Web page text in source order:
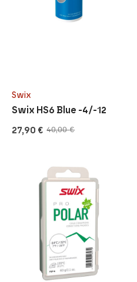
Swix
40,00€
Alkuperäinen
27,90 €
Nykyinen
Swix HS6 Blue -4/-12